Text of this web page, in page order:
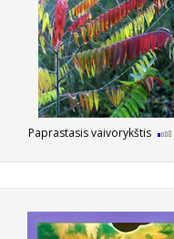
Paprastasis vaivorykštis